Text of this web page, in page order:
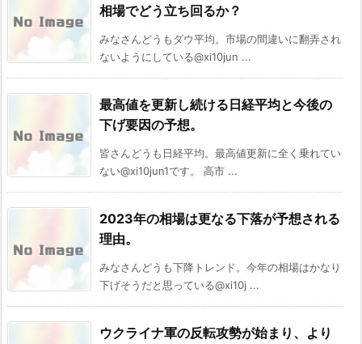
相場でどう立ち回るか？
みなさんどうもダウ平均。市場の間違いに翻弄され
ないようにしている@xi10jun ...
最高値を更新し続ける日経平均と今後の
下げ要因の予想。
皆さんどうも日経平均。最高値更新に全く乗れてい
ない@xi10jun1です。 高市 ...
2023年の相場は更なる下落が予想される
理由。
みなさんどうも下降トレンド。今年の相場はかなり
下げそうだと思っている@xi10j ...
ウクライナ軍の反転攻勢が始まり、より